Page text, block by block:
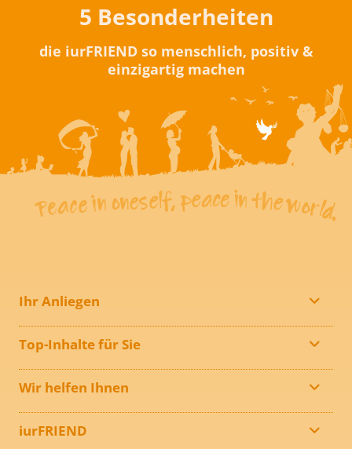
5 Besonderheiten
die iurFRIEND so menschlich, positiv &
einzigartig machen
Ihr Anliegen
Top-Inhalte für Sie
Wir helfen Ihnen
iurFRIEND